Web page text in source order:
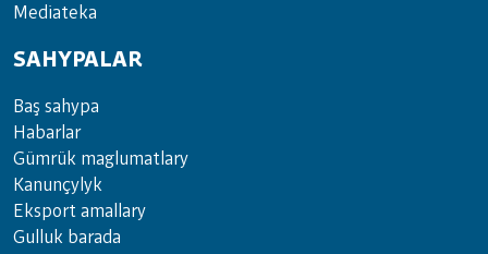
Media­teka
SAHYPALAR
Baş sahypa
Habarlar
Gümrük maglumatlary
Kanunçylyk
Eksport amallary
Gulluk barada